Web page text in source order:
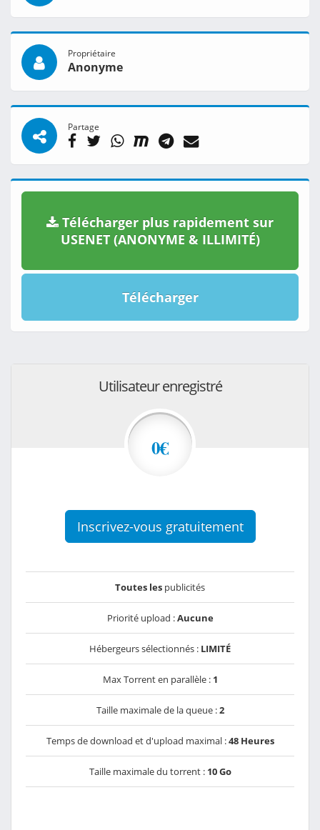
Propriétaire
Anonyme
Partage
Télécharger plus rapidement sur
USENET (ANONYME & ILLIMITÉ)
Télécharger
Utilisateur enregistré
0€
Inscrivez-vous gratuitement
Toutes les publicités
Priorité upload :Aucune
Hébergeurs sélectionnés : LIMITÉ
Max Torrent en parallèle : 1
Taille maximale de la queue :2
Temps de download et d'upload maximal :48 Heures
Taille maximale du torrent : 10 Go